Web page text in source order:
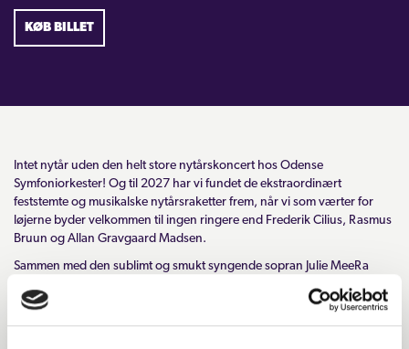
KØB BILLET
Intet nytår uden den helt store nytårskoncert hos Odense
Symfoniorkester! Og til 2027 har vi fundet de ekstraordinært
feststemte og musikalske nytårsraketter frem, når vi som værter for
løjerne byder velkommen til ingen ringere end Frederik Cilius, Rasmus
Bruun og Allan Gravgaard Madsen.
Sammen med den sublimt og smukt syngende sopran Julie MeeRa
livtag med wienerrepertoiret og skyde det nye år i gang med en